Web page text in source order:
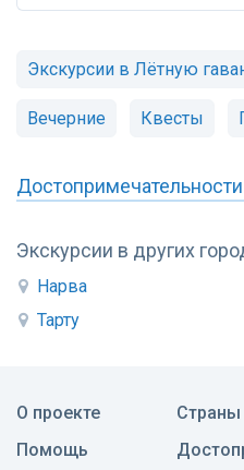
Экскурсии в других
Нарва
Тарту
Экскурсии в Лётную
Вечерние Квесты
О проекте
Помощь
Страны